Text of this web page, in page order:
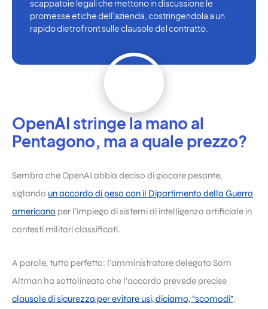
scappatoie legali che mettono in discussione le
promesse etiche dell'azienda, costringendola a un
rapido dietrofront sulle clausole del contratto.
OpenAI stringe la mano al
Pentagono, ma a quale prezzo?
Sembra che OpenAI abbia deciso di giocare pesante,
siglando un accordo di peso con il Dipartimento della Guerra
americano per l’impiego di sistemi di intelligenza artificiale in
contesti militari classificati.
A parole, tutto perfetto: l’amministratore delegato Sam
Altman ha sottolineato che l’accordo prevede precise
clausole di sicurezza per evitare usi, diciamo, “scomodi”.